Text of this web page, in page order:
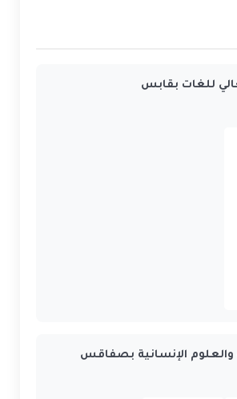
للغات بقابس
والعلوم الإنسانية بصفاقس